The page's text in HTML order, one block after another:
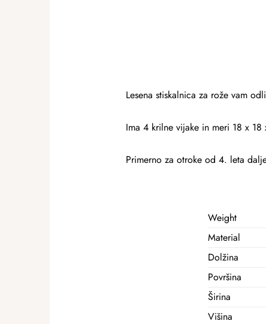
Lesena stiskalnica za rože vam
Ima 4 krilne vijake in meri 18 x 18
Primerno za otroke od 4. leta
Weight
Material
Dolžina
Površina
Širina
Višina